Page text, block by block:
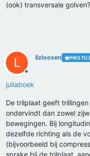
(ook) transversale golven?
L
Offline
lizloosen PWS TU
juliaboek
De trilplaat geeft
ondervindt dan zowel
bewegingen. Bij
dezelfde richting als de
(bijvoorbeeld bij